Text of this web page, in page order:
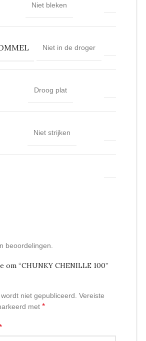
Niet bleken
Niet in de droger
Droog plat
Niet strijken
beoordelingen.
om “CHUNKY CHENILLE 100”
niet gepubliceerd. Vereiste
met *